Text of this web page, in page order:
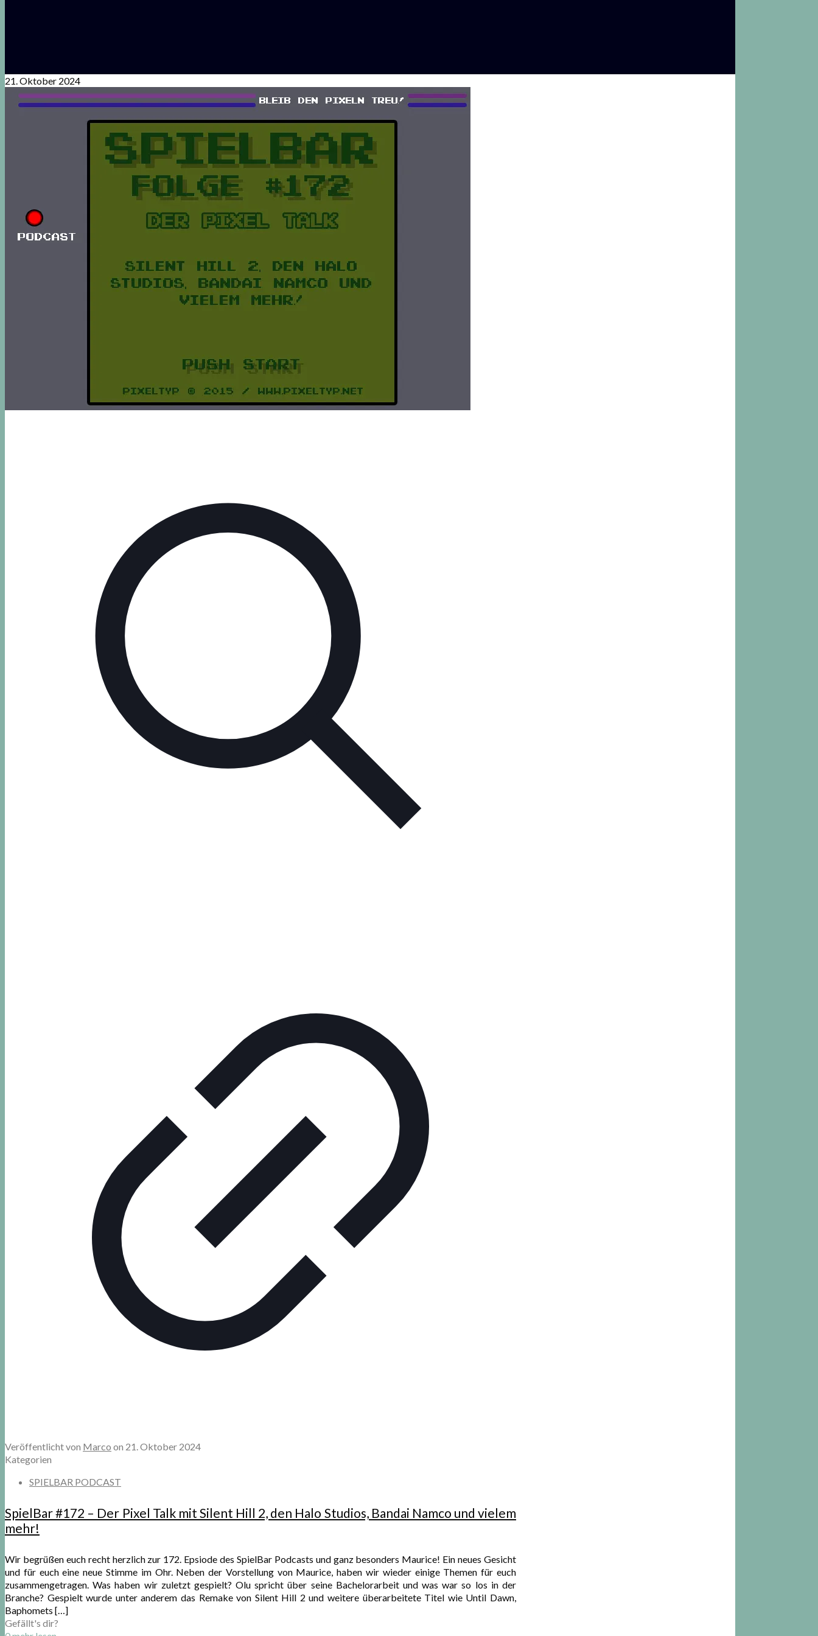
21. Oktober 2024
Veröffentlicht von Marco on 21. Oktober 2024
Kategorien
SPIELBAR PODCAST
SpielBar #172 – Der Pixel Talk mit Silent Hill 2, den Halo Studios, Bandai Namco und vielem
mehr!
Wir begrüßen euch recht herzlich zur 172. Epsiode des SpielBar Podcasts und ganz besonders Maurice! Ein neues Gesicht
und für euch eine neue Stimme im Ohr. Neben der Vorstellung von Maurice, haben wir wieder einige Themen für euch
zusammengetragen. Was haben wir zuletzt gespielt? Olu spricht über seine Bachelorarbeit und was war so los in der
Branche? Gespielt wurde unter anderem das Remake von Silent Hill 2 und weitere überarbeitete Titel wie Until Dawn,
Baphomets […]
Gefällt's dir?